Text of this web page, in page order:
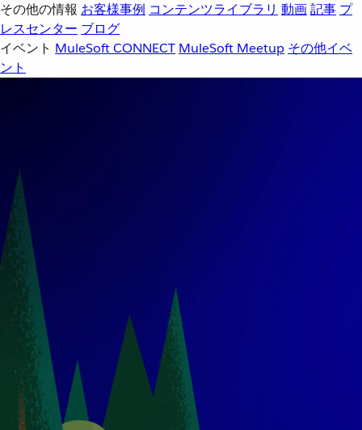
その他の情報 お客様事例 コンテンツライブラリ 動画記事 プ
レスセンター ブログ
イベント MuleSoft CONNECT MuleSoft Meetup その他イベ
ント